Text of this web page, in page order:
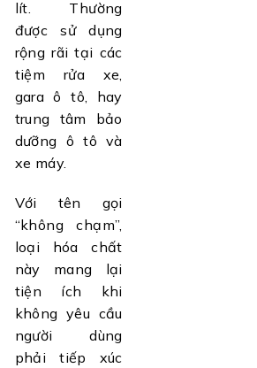
lít. Thường
được sử dụng
rộng rãi tại các
tiệm rửa xe,
gara ô tô, hay
trung tâm bảo
dưỡng ô tô và
xe máy.
Với tên gọi
“không chạm”,
loại hóa chất
này mang lại
tiện ích khi
không yêu cầu
người dùng
phải tiếp xúc